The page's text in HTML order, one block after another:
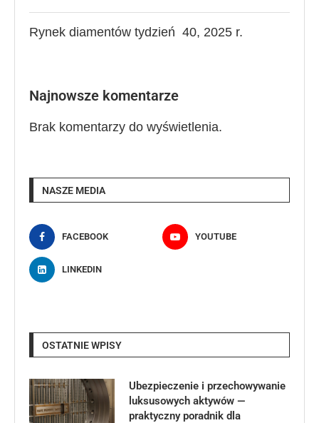
Rynek diamentów tydzień 40, 2025 r.
Najnowsze komentarze
Brak komentarzy do wyświetlenia.
NASZE MEDIA
FACEBOOK YOUTUBE
LINKEDIN
OSTATNIE WPISY
Ubezpieczenie i przechowywanie
luksusowych aktywów —
praktyczny poradnik dla